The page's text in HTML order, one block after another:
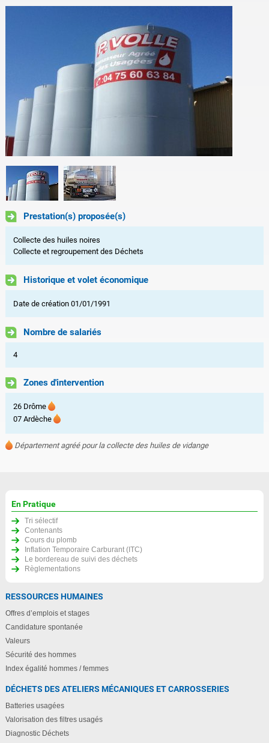
Prestation(s) proposée(s)
Collecte des huiles noires
Collecte et regroupement des Déchets
Historique et volet économique
Date de création 01/01/1991
Nombre de salariés
4
Zones d'intervention
26 Drôme
07 Ardèche
Département agréé pour la collecte des huiles de vidange
En Pratique
Tri sélectif
Contenants
Cours du plomb
Inflation Temporaire Carburant (ITC)
Le bordereau de suivi des déchets
Règlementations
RESSOURCES HUMAINES
Offres d’emplois et stages
Candidature spontanée
Valeurs
Sécurité des hommes
Index égalité hommes / femmes
DÉCHETS DES ATELIERS MÉCANIQUES ET CARROSSERIES
Batteries usagées
Valorisation des filtres usagés
Diagnostic Déchets